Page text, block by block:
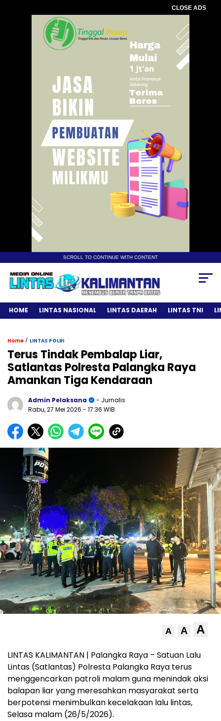
CLOSE ADS
SCROLL TO CONTINUE WITH CONTENT
HOME LINTAS NASIONAL LINTAS DAERAH LINTAS TNI
Home / LINTAS POLRI
Terus Tindak Pembalap Liar,
Satlantas Polresta Palangka Raya
Amankan Tiga Kendaraan
Admin Pelaksana
- Jurnalis
Rabu, 27 Mei 2026 - 17:36 WIB
A A A
LINTAS KALIMANTAN | Palangka Raya – Satuan Lalu
Lintas (Satlantas) Polresta Palangka Raya terus
menggencarkan patroli malam guna menindak aksi
balapan liar yang meresahkan masyarakat serta
berpotensi menimbulkan kecelakaan lalu lintas,
Selasa malam (26/5/2026).